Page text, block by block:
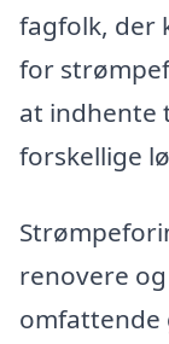
fagfolk, der
for
at indhente
forskellige
renovere
omfattende